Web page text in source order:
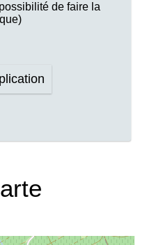
de faire la